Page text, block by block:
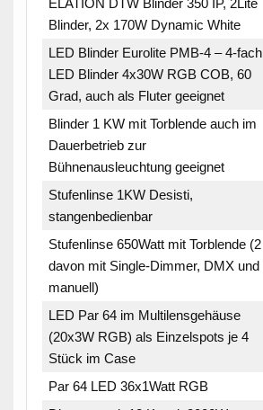
ELATION DTW Blinder 350 IP, 2Lite
Blinder, 2x 170W Dynamic White
LED Blinder Eurolite PMB-4 – 4-fach
LED Blinder 4x30W RGB COB, 60
Grad, auch als Fluter geeignet
Blinder 1 KW mit Torblende auch im
Dauerbetrieb zur
Bühnenausleuchtung geeignet
Stufenlinse 1KW Desisti,
stangenbedienbar
Stufenlinse 650Watt mit Torblende (2
davon mit Single-Dimmer, DMX und
manuell)
LED Par 64 im Multilensgehäuse
(20x3W RGB) als Einzelspots je 4
Stück im Case
Par 64 LED 36x1Watt RGB